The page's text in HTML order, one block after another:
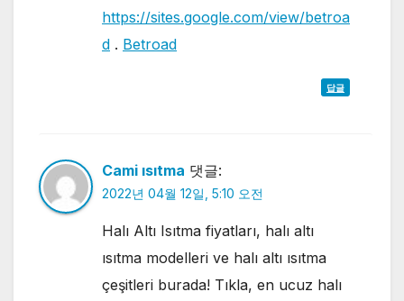
https://sites.google.com/view/betroa
d . Betroad
답글
Cami ısıtma 댓글:
2022년 04월 12일, 5:10 오전
Halı Altı Isıtma fiyatları, halı altı
ısıtma modelleri ve halı altı ısıtma
çeşitleri burada! Tıkla, en ucuz halı